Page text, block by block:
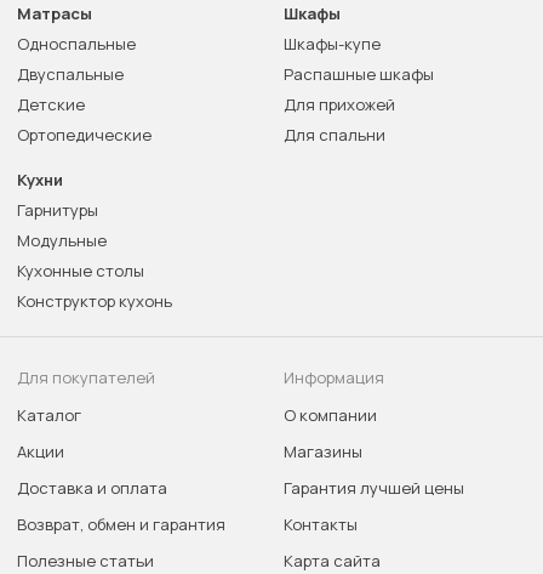
Матрасы
Односпальные
Двуспальные
Детские
Ортопедические
Шкафы
Шкафы-купе
Распашные шкафы
Для прихожей
Для спальни
Кухни
Гарнитуры
Модульные
Кухонные столы
Конструктор кухонь
Для покупателей
Каталог
Акции
Доставка и оплата
Возврат, обмен и гарантия
Полезные статьи
Информация
О компании
Магазины
Гарантия лучшей цены
Контакты
Карта сайта